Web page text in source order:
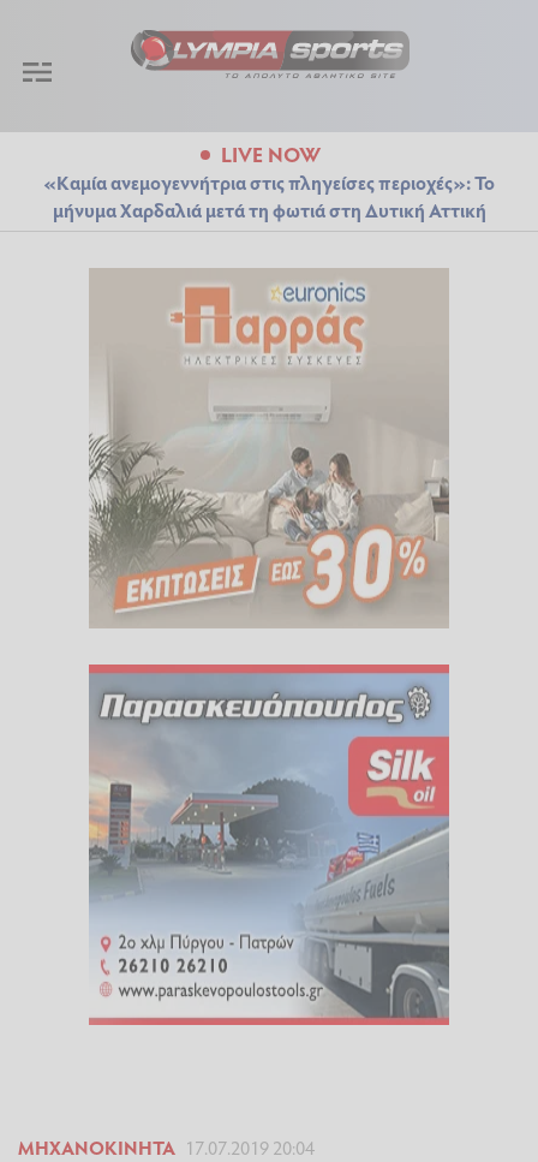
LIVE NOW
«Καμία ανεμογεννήτρια στις πληγείσες περιοχές»: Το
μήνυμα Χαρδαλιά μετά τη φωτιά στη Δυτική Αττική
ΜΗΧΑΝΟΚΊΝΗΤΑ 17.07.2019 20:04